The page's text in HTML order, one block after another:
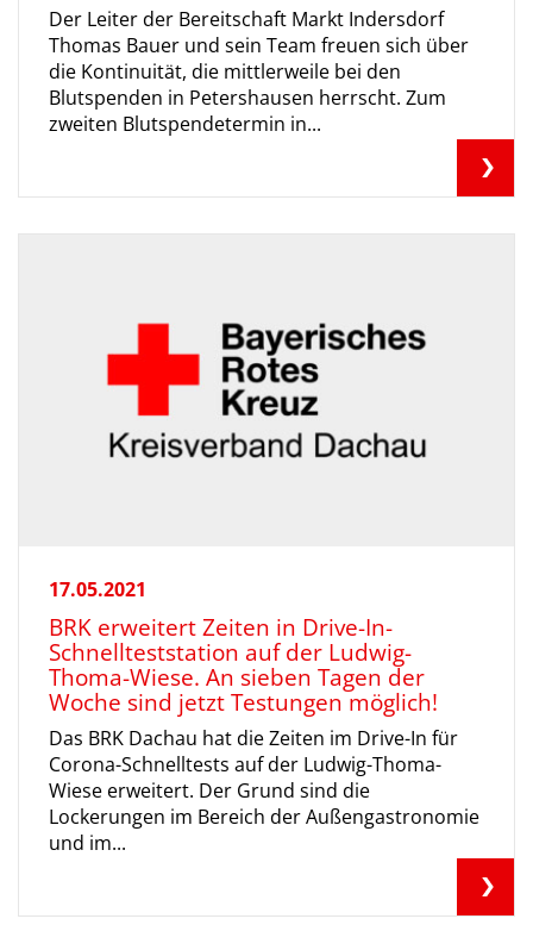
Der Leiter der Bereitschaft Markt Indersdorf
Thomas Bauer und sein Team freuen sich über
die Kontinuität, die mittlerweile bei den
Blutspenden in Petershausen herrscht. Zum
zweiten Blutspendetermin in...
17.05.2021
BRK erweitert Zeiten in Drive-In-
Schnellteststation auf der Ludwig-
Thoma-Wiese. An sieben Tagen der
Woche sind jetzt Testungen möglich!
Das BRK Dachau hat die Zeiten im Drive-In für
Corona-Schnelltests auf der Ludwig-Thoma-
Wiese erweitert. Der Grund sind die
Lockerungen im Bereich der Außengastronomie
und im...